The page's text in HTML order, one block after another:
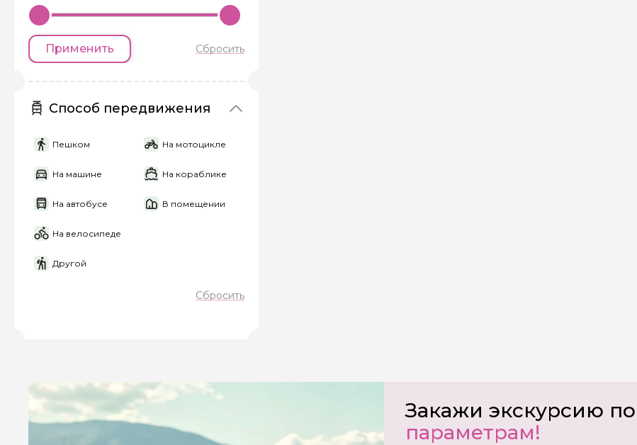
Применить Сбросить
Способ передвижения
Пешком На мотоцикле
На машине На кораблике
На автобусе В помещении
На велосипеде
Другой
Сбросить
Закажи экскурсию
параметрам!
Вопросы и комментарии
персональных данных